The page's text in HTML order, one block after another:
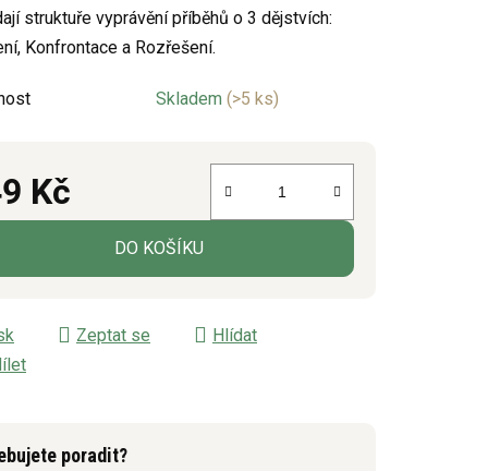
struktuře vyprávění příběhů o 3 dějstvích:
Konfrontace a Rozřešení.
Skladem (>5 ks)
Kč
cena:
DO KOŠÍKU
Zeptat se
Hlídat
poradit?